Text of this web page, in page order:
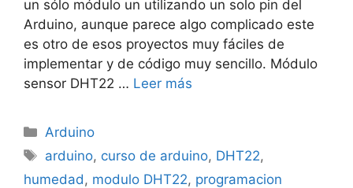
un sólo módulo un utilizando un solo pin del
Arduino, aunque parece algo complicado este
es otro de esos proyectos muy fáciles de
implementar y de código muy sencillo. Módulo
sensor DHT22 … Leer más
Categorías
Arduino
Etiquetas
arduino, curso de arduino, DHT22,
humedad , modulo DHT22, programacion